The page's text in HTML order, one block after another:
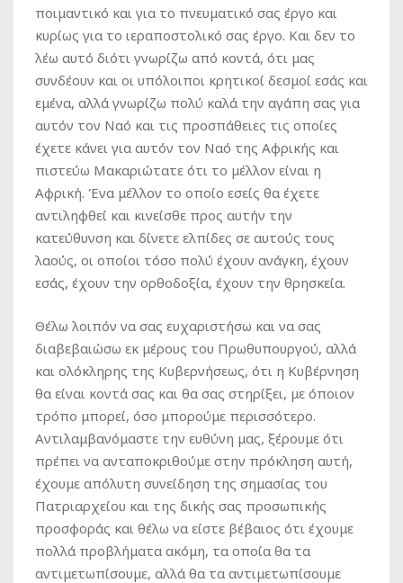
ποιμαντικό και για το πνευματικό σας έργο και
κυρίως για το ιεραποστολικό σας έργο. Και δεν το
λέω αυτό διότι γνωρίζω από κοντά, ότι μας
συνδέουν και οι υπόλοιποι κρητικοί δεσμοί εσάς και
εμένα, αλλά γνωρίζω πολύ καλά την αγάπη σας για
αυτόν τον Ναό και τις προσπάθειες τις οποίες
έχετε κάνει για αυτόν τον Ναό της Αφρικής και
πιστεύω Μακαριώτατε ότι το μέλλον είναι η
Αφρική. Ένα μέλλον το οποίο εσείς θα έχετε
αντιληφθεί και κινείσθε προς αυτήν την
κατεύθυνση και δίνετε ελπίδες σε αυτούς τους
λαούς, οι οποίοι τόσο πολύ έχουν ανάγκη, έχουν
εσάς, έχουν την ορθοδοξία, έχουν την θρησκεία.
Θέλω λοιπόν να σας ευχαριστήσω και να σας
διαβεβαιώσω εκ μέρους του Πρωθυπουργού, αλλά
και ολόκληρης της Κυβερνήσεως, ότι η Κυβέρνηση
θα είναι κοντά σας και θα σας στηρίξει, με όποιον
τρόπο μπορεί, όσο μπορούμε περισσότερο.
Αντιλαμβανόμαστε την ευθύνη μας, ξέρουμε ότι
πρέπει να ανταποκριθούμε στην πρόκληση αυτή,
έχουμε απόλυτη συνείδηση της σημασίας του
Πατριαρχείου και της δικής σας προσωπικής
προσφοράς και θέλω να είστε βέβαιος ότι έχουμε
πολλά προβλήματα ακόμη, τα οποία θα τα
αντιμετωπίσουμε, αλλά θα τα αντιμετωπίσουμε